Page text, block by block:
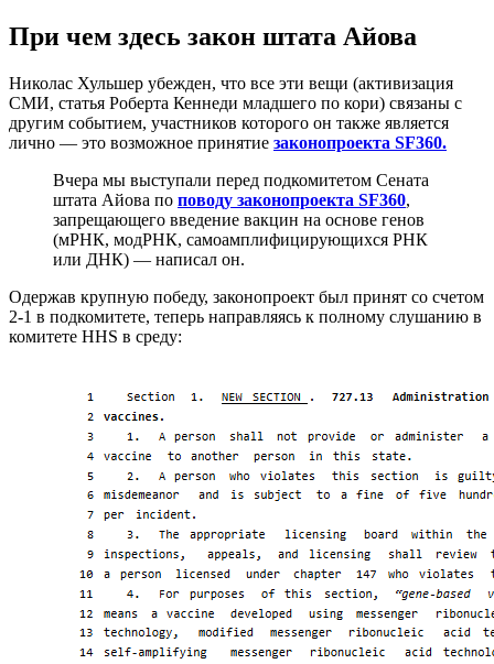
При чем здесь закон штата Айова
Николас Хульшер убежден, что все эти вещи (активизация
СМИ, статья Роберта Кеннеди младшего по кори) связаны с
другим событием, участников которого он также является
лично — это возможное принятие законопроекта SF360.
Вчера мы выступали перед подкомитетом Сената
штата Айова по поводу законопроекта SF360,
запрещающего введение вакцин на основе генов
(мРНК, модРНК, самоамплифицирующихся РНК
или ДНК) — написал он.
Одержав крупную победу, законопроект был принят со счетом
2-1 в подкомитете, теперь направляясь к полному слушанию в
комитете HHS в среду: